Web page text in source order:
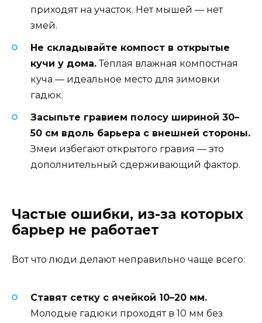
приходят на участок. Нет мышей — нет
змей.
Не складывайте компост в открытые
кучи у дома.Тёплая влажная компостная
куча — идеальное место для зимовки
гадюк.
Засыпьте гравием полосу шириной 30–
50 см вдоль барьера с внешней стороны.
Змеи избегают открытого гравия — это
дополнительный сдерживающий фактор.
Частые ошибки, из-за которых
барьер не работает
Вот что люди делают неправильно чаще всего:
Ставят сетку с ячейкой 10–20 мм.
Молодые гадюки проходят в 10 мм без